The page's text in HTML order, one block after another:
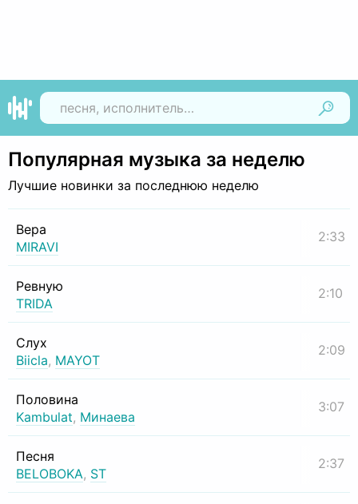
Популярная музыка за неделю
Лучшие новинки за последнюю неделю
Вера
MIRAVI
2:33
Ревную
TRIDA
2:10
Слух
Biicla, MAYOT
2:09
Половина
Kambulat, Минаева
3:07
Песня
BELOBOKA, ST
2:37